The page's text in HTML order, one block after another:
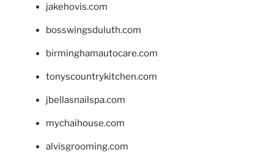
jakehovis.com
bosswingsduluth.com
birminghamautocare.com
tonyscountrykitchen.com
jbellasnailspa.com
mychaihouse.com
alvisgrooming.com